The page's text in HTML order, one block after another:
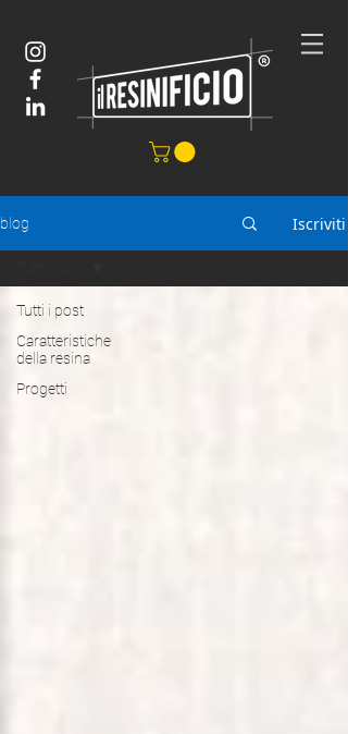
blog Iscriviti
Tutti i post
Caratteristiche
della resina
Progetti